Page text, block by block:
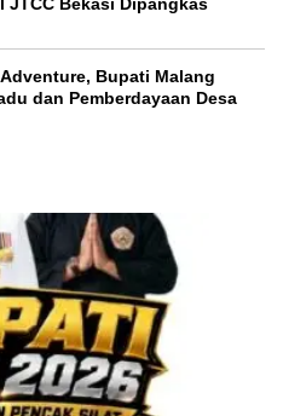
JTCC Bekasi Dipangkas
Bupati Malang
dan Pemberdayaan Desa